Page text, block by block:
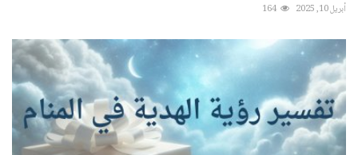
أبريل 10, 2025 164